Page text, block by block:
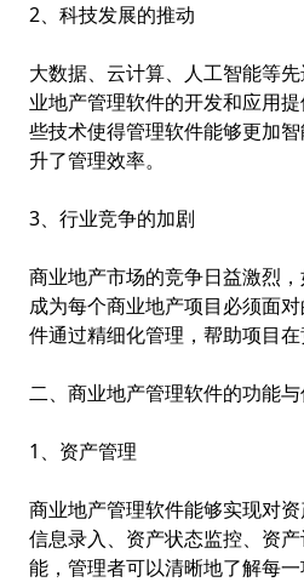
2、科技发展的推动
大数据、云计算、人工智能等
业地产管理软件的开发和应用
些技术使得管理软件能够更加
升了管理效率。
3、行业竞争的加剧
商业地产市场的竞争日益激烈
成为每个商业地产项目必须面
件通过精细化管理，帮助项目在
二、商业地产管理软件的功能
1、资产管理
商业地产管理软件能够实现对
信息录入、资产状态监控、资
能，管理者可以清晰地了解每